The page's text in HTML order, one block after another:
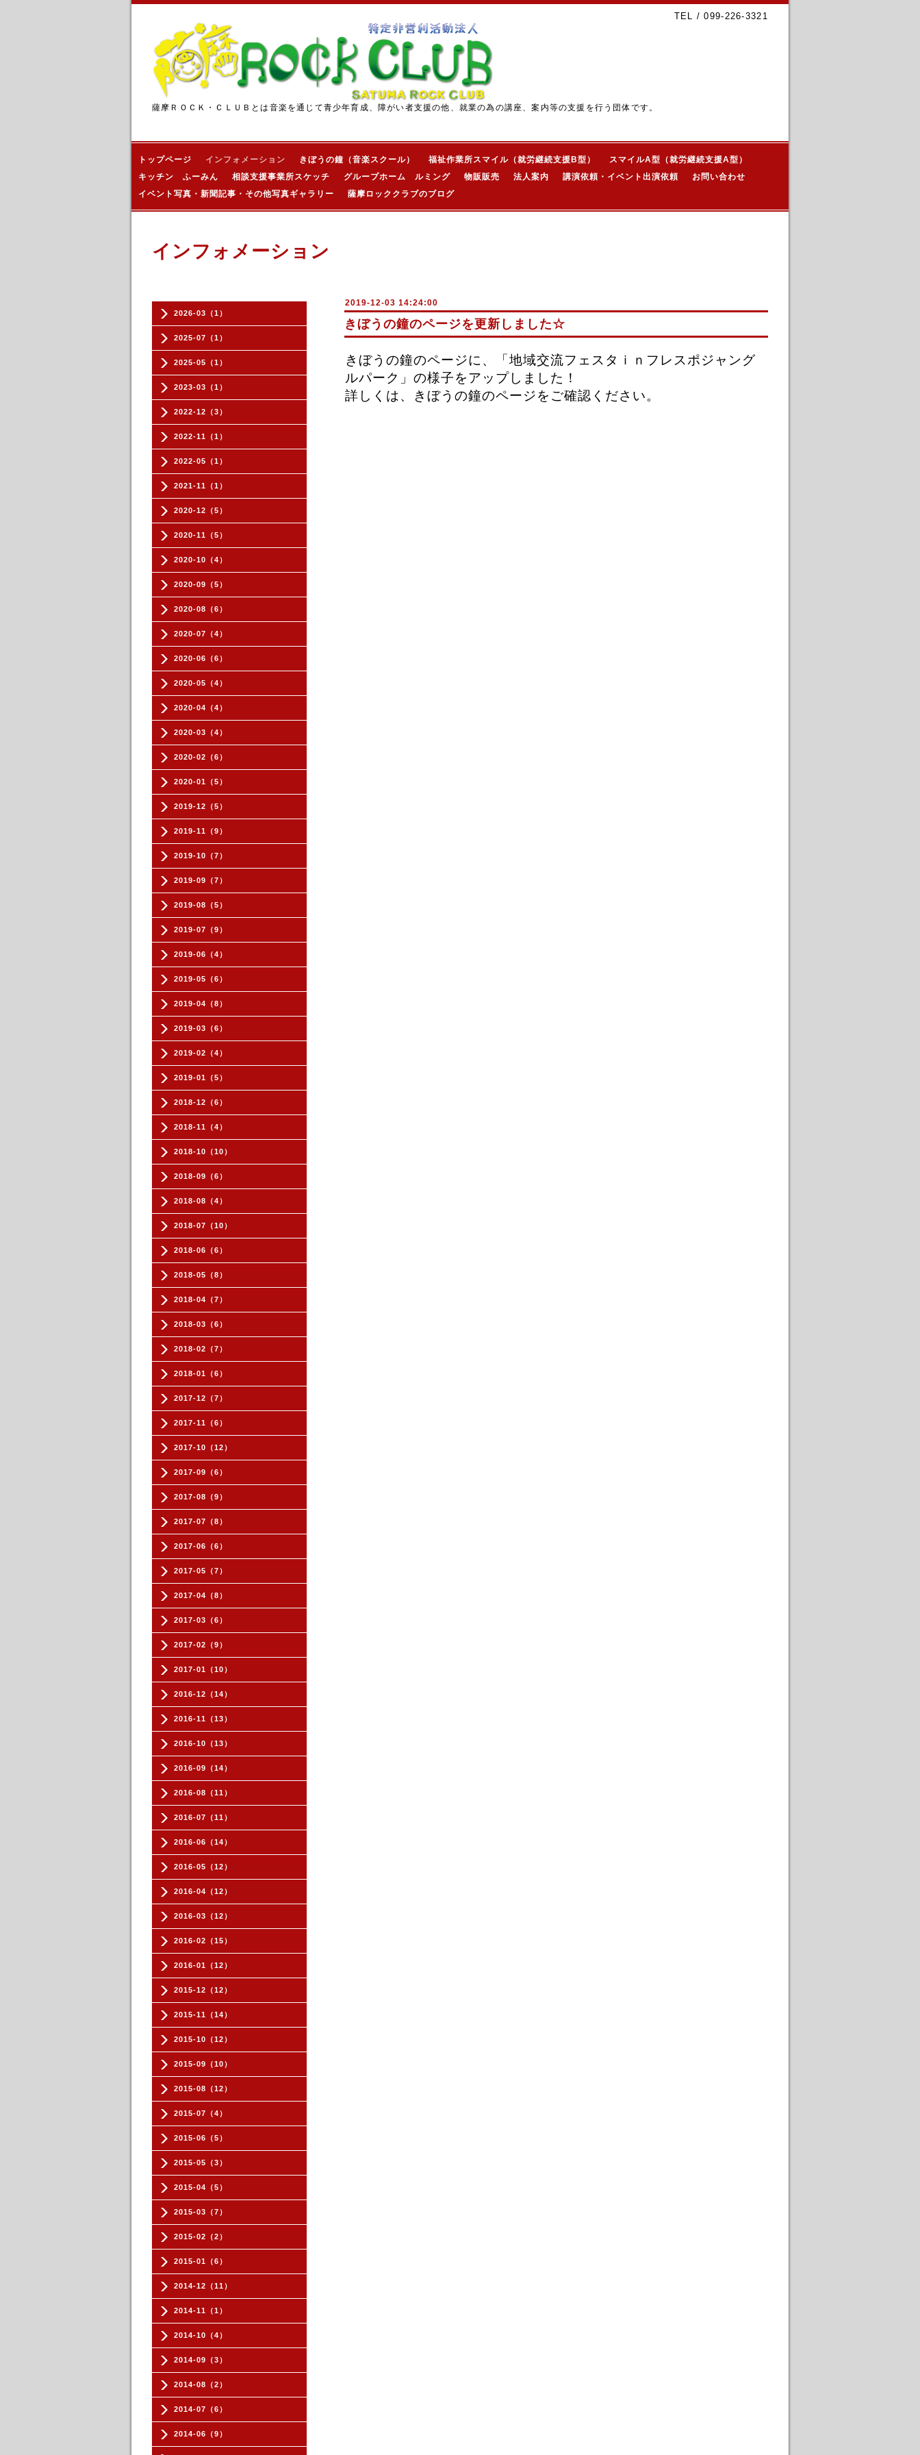
TEL / 099-226-3321
薩摩ＲＯＣＫ・ＣＬＵＢとは音楽を通じて青少年育成、障がい者支援の他、就業の為の講座、案内等の支援を行う団体です。
トップページ インフォメーション きぼうの鐘（音楽スクール） 福祉作業所スマイル（就労継続支援B型）
スマイルA型（就労継続支援A型）
キッチン ふーみん
相談支援事業所スケッチ グループホーム ルミング 物販販売 法人案内 講演依頼・イベント出演依頼
お問い合わせ
イベント写真・新聞記事・その他写真ギャラリー
薩摩ロッククラブのブログ
2026-03（1）
2025-07（1）
2025-05（1）
2023-03（1）
2022-12（3）
2022-11（1）
2022-05（1）
2021-11（1）
2020-12（5）
2020-11（5）
2020-10（4）
2020-09（5）
2020-08（6）
2020-07（4）
2020-06（6）
2020-05（4）
2020-04（4）
2020-03（4）
2020-02（6）
2020-01（5）
2019-12（5）
2019-11（9）
2019-10（7）
2019-09（7）
2019-08（5）
2019-07（9）
2019-06（4）
2019-05（6）
2019-04（8）
2019-03（6）
2019-02（4）
2019-01（5）
2018-12（6）
2018-11（4）
2018-10（10）
2018-09（6）
2018-08（4）
2018-07（10）
2018-06（6）
2018-05（8）
2018-04（7）
2018-03（6）
2018-02（7）
2018-01（6）
2017-12（7）
2017-11（6）
2017-10（12）
2017-09（6）
2017-08（9）
2017-07（8）
2017-06（6）
2017-05（7）
2017-04（8）
2017-03（6）
2017-02（9）
2017-01（10）
2016-12（14）
2016-11（13）
2016-10（13）
2016-09（14）
2016-08（11）
2016-07（11）
2016-06（14）
2016-05（12）
2016-04（12）
2016-03（12）
2016-02（15）
2016-01（12）
2015-12（12）
2015-11（14）
2015-10（12）
2015-09（10）
2015-08（12）
2015-07（4）
2015-06（5）
2015-05（3）
2015-04（5）
2015-03（7）
2015-02（2）
2015-01（6）
2014-12（11）
2014-11（1）
2014-10（4）
2014-09（3）
2014-08（2）
2014-07（6）
2014-06（9）
インフォメーション
2019-12-03 14:24:00
きぼうの鐘のページを更新しました☆
きぼうの鐘のページに、「地域交流フェスタｉｎフレスポジャング
ルパーク」の様子をアップしました！
詳しくは、きぼうの鐘のページをご確認ください。